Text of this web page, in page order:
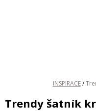
INSPIRACE /
Trendy šatník